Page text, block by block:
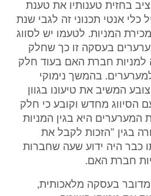
בחזית טענותיו את טענת
כלי אנטי תכנוני זה לגבי שנת
מכירת המניות. לטעמו יש לסווג
בעסקה זו כך שחלק
חברת האם בעוד חלק
בהמשך נימוקי
15 השני) צובע המשיב את טיעונו בגוון
הסיווג מחדש וקובע כי חלק
היא בגין המניות
בגין "הזכות לקבל את
כבר היה ידוע שעה שחברות
חברת האם.
מדובר בעסקה מלאכותית,